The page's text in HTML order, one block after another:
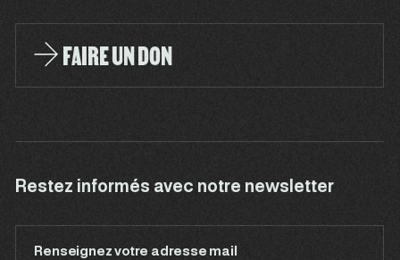
FAIRE UN DON
Restez informés avec notre newsletter
Renseignez votre adresse mail